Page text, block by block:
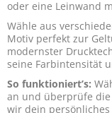
oder eine Leinwand
Wähle aus
Motiv perfekt zur
modernster
seine Farbintensität
So funktioniert’s:
an und überprüfe die
wir dein